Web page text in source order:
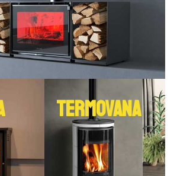
TERMOVANA